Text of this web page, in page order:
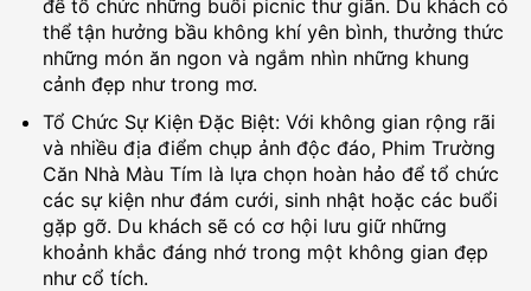
để tổ chức những buổi picnic thư giãn. Du khách có
thể tận hưởng bầu không khí yên bình, thưởng thức
những món ăn ngon và ngắm nhìn những khung
cảnh đẹp như trong mơ.
Tổ Chức Sự Kiện Đặc Biệt: Với không gian rộng rãi
và nhiều địa điểm chụp ảnh độc đáo, Phim Trường
Căn Nhà Màu Tím là lựa chọn hoàn hảo để tổ chức
các sự kiện như đám cưới, sinh nhật hoặc các buổi
gặp gỡ. Du khách sẽ có cơ hội lưu giữ những
khoảnh khắc đáng nhớ trong một không gian đẹp
như cổ tích.